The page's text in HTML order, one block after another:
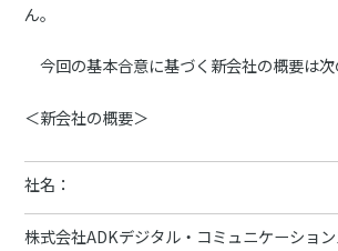
ん。
今回の基本合意に基づく新会社の概要は次
＜新会社の概要＞
社名：
株式会社ADKデジタル・コミュニケーショ